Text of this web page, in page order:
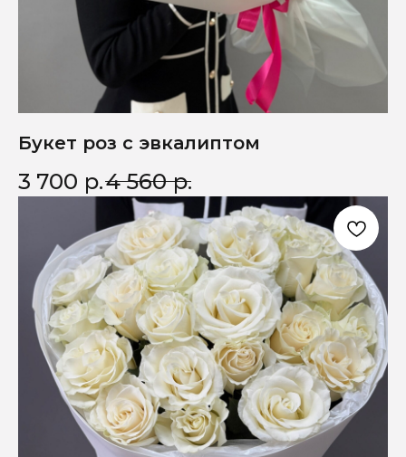
Букет роз с эвкалиптом
3 700 р.4 560 р.